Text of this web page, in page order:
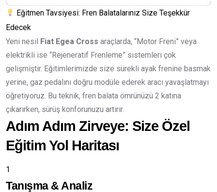
Eğitmen Tavsiyesi: Fren Balatalarınız Size Teşekkür
Edecek
Yeni nesil Fiat Egea Cross araçlarda, “Motor Freni” veya
elektrikli ise “Rejeneratif Frenleme” sistemleri çok
gelişmiştir. Eğitimlerimizde size sürekli ayak frenine basmak
yerine, gaz pedalını doğru modüle ederek aracı yavaşlatmayı
öğretiyoruz. Bu teknik, fren balata ömrünüzü 2 katına
çıkarırken, sürüş konforunuzu artırır.
Adım Adım Zirveye: Size Özel
Eğitim Yol Haritası
1
Tanışma & Analiz